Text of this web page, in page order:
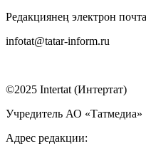
Редакциянең электрон
infotat@tatar-inform.ru
©2025 Intertat (Интертат)
Учредитель АО «Татмедиа»
Адрес редакции: